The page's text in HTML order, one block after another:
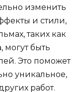
изменить
и стили,
таких как
могут быть
Это поможет
уникальное,
работ.